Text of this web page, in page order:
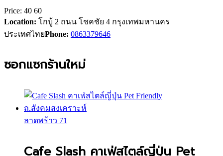
Price: 40 60
Location: โกบู้ 2 ถนน โชคชัย 4 กรุงเทพมหานคร
ประเทศไทยPhone: 0863379646
ซอกแซกร้านใหม่
ลาดพร้าว 71
Cafe Slash คาเฟ่สไตล์ญี่ปุ่น Pet